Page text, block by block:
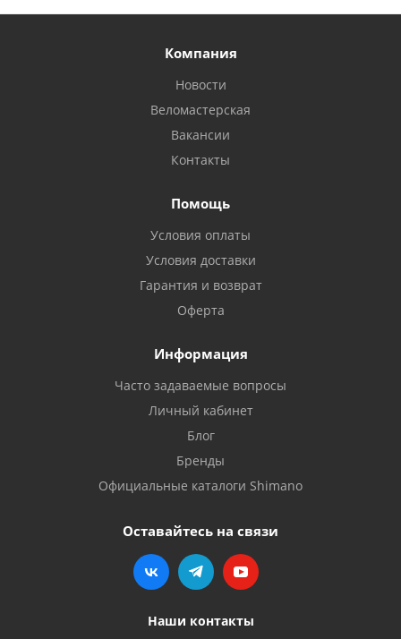
Компания
Новости
Веломастерская
Вакансии
Контакты
Помощь
Условия оплаты
Условия доставки
Гарантия и возврат
Оферта
Информация
Часто задаваемые вопросы
Личный кабинет
Блог
Бренды
Официальные каталоги Shimano
Оставайтесь на связи
Наши контакты